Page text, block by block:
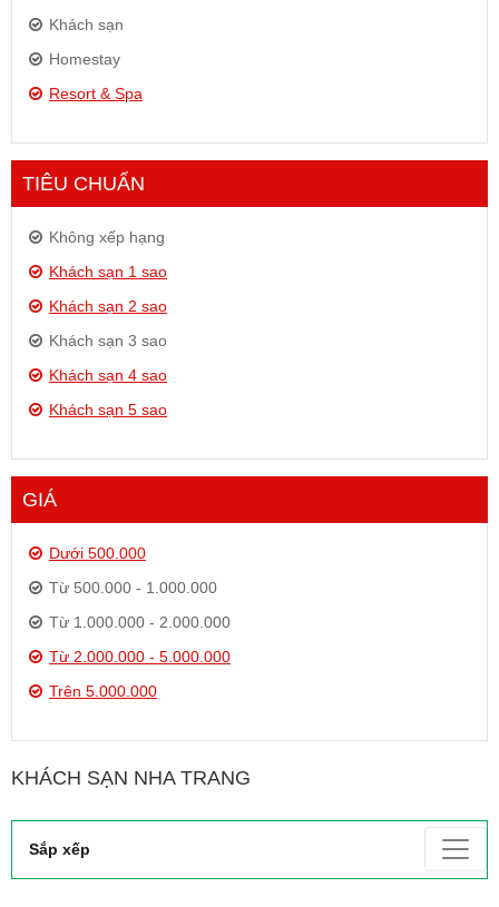
KHÁCH SẠN NHA TRANG
Sắp xếp
Khách sạn
Homestay
Resort & Spa
TIÊU CHUẨN
Không xếp hạng
Khách sạn 1 sao
Khách sạn 2 sao
Khách sạn 3 sao
Khách sạn 4 sao
Khách sạn 5 sao
GIÁ
Dưới 500.000
Từ 500.000 - 1.000.000
Từ 1.000.000 - 2.000.000
Từ 2.000.000 - 5.000.000
Trên 5.000.000